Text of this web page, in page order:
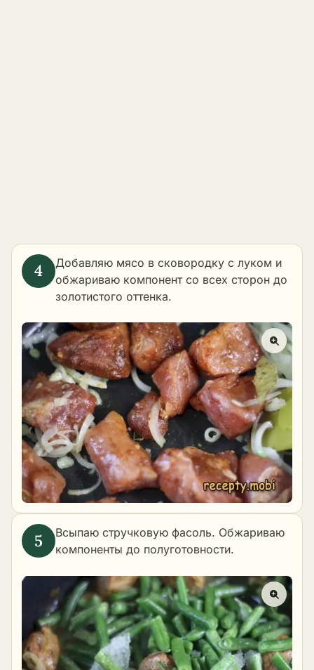
Добавляю мясо в сковородку с луком и
обжариваю компонент со всех сторон до
золотистого оттенка.
Всыпаю стручковую фасоль. Обжариваю
компоненты до полуготовности.